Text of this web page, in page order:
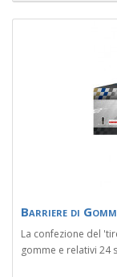
Barriere di
La confezione del
gomme e relativi 24